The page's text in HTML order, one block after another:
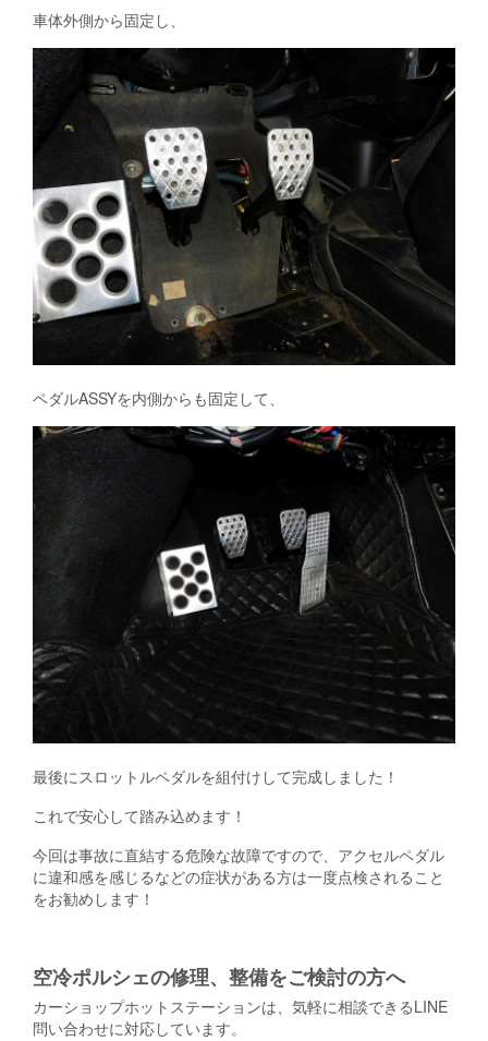
車体外側から固定し、
ペダルASSYを内側からも固定して、
最後にスロットルペダルを組付けして完成しました！
これで安心して踏み込めます！
今回は事故に直結する危険な故障ですので、アクセルペダル
に違和感を感じるなどの症状がある方は一度点検されること
をお勧めします！
空冷ポルシェの修理、整備をご検討の方へ
カーショップホットステーションは、気軽に相談できるLINE
問い合わせに対応しています。